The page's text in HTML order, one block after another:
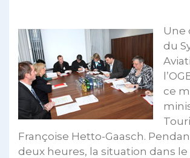
Une
du
ce
Françoise Hetto-Gaasch.
deux heures, la situation dans